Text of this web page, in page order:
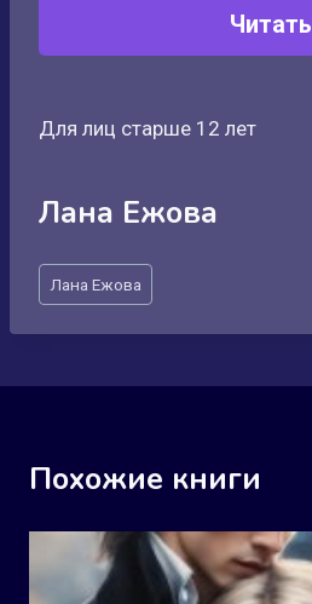
Читать
Для лиц старше 12 лет
Лана Ежова
Метки
записи:
Лана Ежова
Похожие книги